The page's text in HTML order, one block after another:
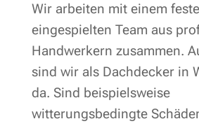
Wir arbeiten mit einem
eingespielten Team aus
Handwerkern zusammen.
sind wir als Dachdecker in
da. Sind beispielsweise
witterungsbedingte